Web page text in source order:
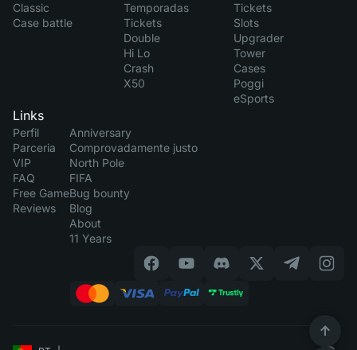
Classic
Case battle
Temporadas
Tickets
Double
Hi Lo
Crash
X50
Tickets
Slots
Upgrader
Tower
Cases
Poggi
eSports
Links
Perfil
Parceria
VIP
FAQ
Free Game
Reviews
Anniversary
Comprovadamente justo
North Pole
FIFA
Bug bounty
Blog
About
11 Years